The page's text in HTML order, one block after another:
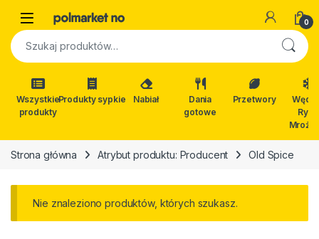
Open 0
Szukaj:
Wszystkie
produkty
Produkty sypkie Nabiał
Dania
gotowe
Przetwory
Ryby
Strona główna Atrybut produktu: Producent Old Spice
Nie znaleziono produktów, których szukasz.